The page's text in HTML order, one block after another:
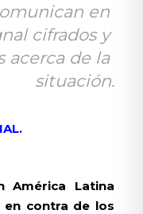
en
cifrados y
acerca de la
situación.
América Latina
en contra de los